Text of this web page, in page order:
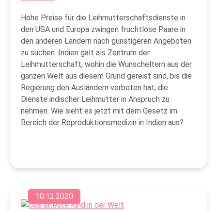
Hohe Preise für die Leihmutterschaftsdienste in
den USA und Europa zwingen fruchtlose Paare in
den anderen Ländern nach günstigeren Angeboten
zu suchen. Indien galt als Zentrum der
Leihmutterschaft, wohin die Wunscheltern aus der
ganzen Welt aus diesem Grund gereist sind, bis die
Regierung den Ausländern verboten hat, die
Dienste indischer Leihmutter in Anspruch zu
nehmen. Wie sieht es jetzt mit dem Gesetz im
Bereich der Reproduktionsmedizin in Indien aus?
10.12.2020